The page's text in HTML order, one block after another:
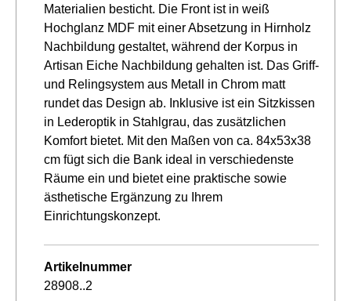
Materialien besticht. Die Front ist in weiß
Hochglanz MDF mit einer Absetzung in Hirnholz
Nachbildung gestaltet, während der Korpus in
Artisan Eiche Nachbildung gehalten ist. Das Griff-
und Relingsystem aus Metall in Chrom matt
rundet das Design ab. Inklusive ist ein Sitzkissen
in Lederoptik in Stahlgrau, das zusätzlichen
Komfort bietet. Mit den Maßen von ca. 84x53x38
cm fügt sich die Bank ideal in verschiedenste
Räume ein und bietet eine praktische sowie
ästhetische Ergänzung zu Ihrem
Einrichtungskonzept.
Artikelnummer
28908..2